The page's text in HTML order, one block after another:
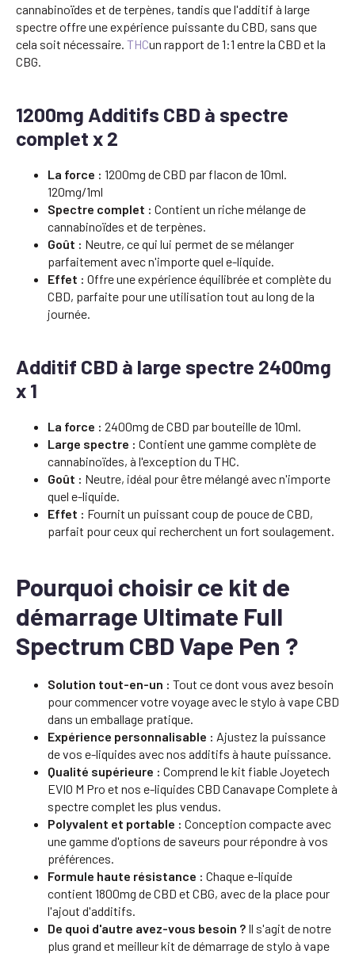
cannabinoïdes et de terpènes, tandis que l'additif à large
spectre offre une expérience puissante du CBD, sans que
cela soit nécessaire. THCun rapport de 1:1 entre la CBD et la
CBG.
1200mg Additifs CBD à spectre
complet x 2
La force : 1200mg de CBD par flacon de 10ml.
120mg/1ml
Spectre complet : Contient un riche mélange de
cannabinoïdes et de terpènes.
Goût : Neutre, ce qui lui permet de se mélanger
parfaitement avec n'importe quel e-liquide.
Effet : Offre une expérience équilibrée et complète du
CBD, parfaite pour une utilisation tout au long de la
journée.
Additif CBD à large spectre 2400mg
x 1
La force : 2400mg de CBD par bouteille de 10ml.
Large spectre : Contient une gamme complète de
cannabinoïdes, à l'exception du THC.
Goût : Neutre, idéal pour être mélangé avec n'importe
quel e-liquide.
Effet : Fournit un puissant coup de pouce de CBD,
parfait pour ceux qui recherchent un fort soulagement.
Pourquoi choisir ce kit de
démarrage Ultimate Full
Spectrum CBD Vape Pen ?
Solution tout-en-un : Tout ce dont vous avez besoin
pour commencer votre voyage avec le stylo à vape CBD
dans un emballage pratique.
Expérience personnalisable : Ajustez la puissance
de vos e-liquides avec nos additifs à haute puissance.
Qualité supérieure : Comprend le kit fiable Joyetech
EVIO M Pro et nos e-liquides CBD Canavape Complete à
spectre complet les plus vendus.
Polyvalent et portable : Conception compacte avec
une gamme d'options de saveurs pour répondre à vos
préférences.
Formule haute résistance : Chaque e-liquide
contient 1800mg de CBD et CBG, avec de la place pour
l'ajout d'additifs.
De quoi d'autre avez-vous besoin ? Il s'agit de notre
plus grand et meilleur kit de démarrage de stylo à vape